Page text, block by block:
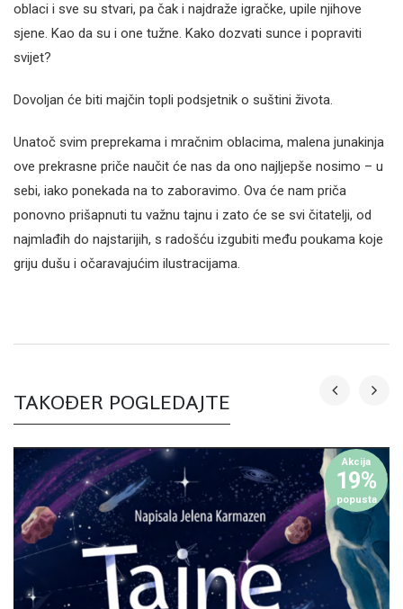
oblaci i sve su stvari, pa čak i najdraže igračke, upile njihove
sjene. Kao da su i one tužne. Kako dozvati sunce i popraviti
svijet?
Dovoljan će biti majčin topli podsjetnik o suštini života.
Unatoč svim preprekama i mračnim oblacima, malena junakinja
ove prekrasne priče naučit će nas da ono najljepše nosimo – u
sebi, iako ponekada na to zaboravimo. Ova će nam priča
ponovno prišapnuti tu važnu tajnu i zato će se svi čitatelji, od
najmlađih do najstarijih, s radošću izgubiti među poukama koje
griju dušu i očaravajućim ilustracijama.
TAKOĐER POGLEDAJTE
Akcija
19%
popusta